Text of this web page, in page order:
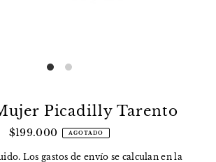
Picadilly Tarento
$199.000 AGOTADO
Los gastos de envío se calculan en la